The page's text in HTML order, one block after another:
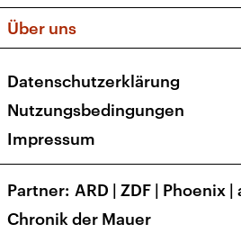
Apps
Newsletter
Veranstaltungen
Social Media
Über uns
Presse
Karriere
Transparenz
Datenschutzerklärung
Nutzungsbedingungen
Impressum
Partner ARD | ZDF | Phoenix |
Chronik der Mauer